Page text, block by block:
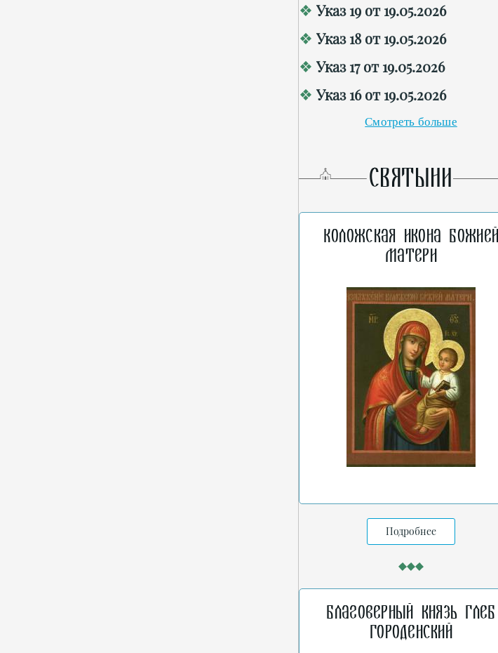
Указ 19 от 19.05.2026
Указ 18 от 19.05.2026
Указ 17 от 19.05.2026
Указ 16 от 19.05.2026
Смотреть больше
СВЯТЫНИ
Коложская икона
Матери
Подробнее
Благоверный князь Глеб
Городенский